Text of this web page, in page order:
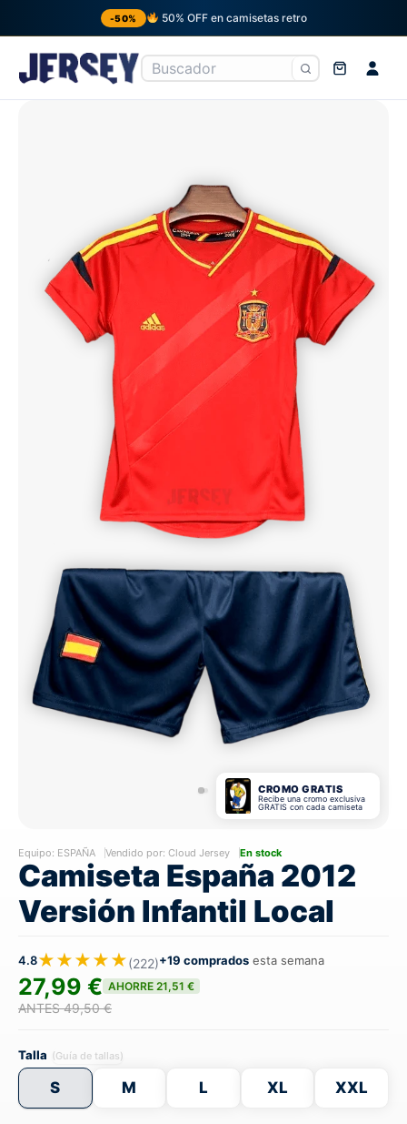
-50% 50% OFF en camisetas retro
CROMO GRATIS
Recibe una cromo exclusiva
GRATIS con cada camiseta
Equipo: ESPAÑA Vendido por: Cloud Jersey En stock
Camiseta España 2012
Versión Infantil Local
4.8★★★★★(222)+19 comprados esta semana
27,99 € AHORRE 21,51 €
ANTES 49,50 €
Talla (Guía de tallas)
S M L XL XXL